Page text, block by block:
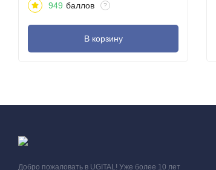
949 баллов ?
В корзину
Добро пожаловать в UGITAL! Уже более 10 лет